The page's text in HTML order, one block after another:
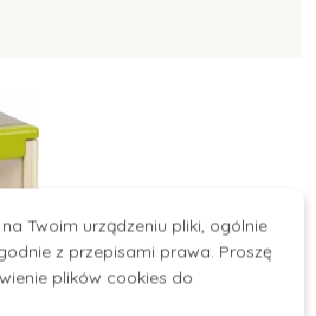
Twoim urządzeniu pliki, ogólnie
z przepisami prawa. Proszę
plików cookies do